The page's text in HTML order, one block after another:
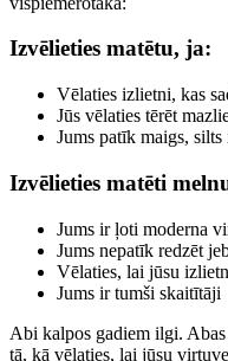
Izvēlieties matētu, ja:
Vēlaties izlietni, kas
Jūs vēlaties tērēt
Jums patīk maigs, silts
Izvēlieties matēti
Jums ir ļoti moderna
Jums nepatīk redzēt
Vēlaties, lai jūsu
Jums ir tumši skaitītāji
Abi kalpos gadiem ilgi.
tā, kā vēlaties, lai jūsu